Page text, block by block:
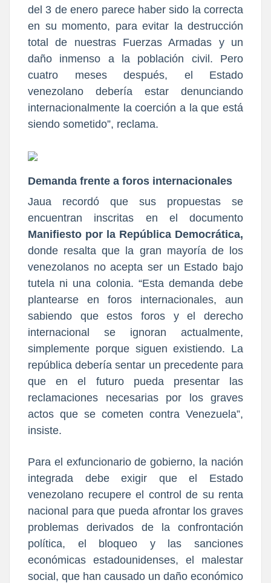
del 3 de enero parece haber sido la correcta
en su momento, para evitar la destrucción
total de nuestras Fuerzas Armadas y un
daño inmenso a la población civil. Pero
cuatro meses después, el Estado
venezolano debería estar denunciando
internacionalmente la coerción a la que está
siendo sometido”, reclama.
Demanda frente a foros internacionales
Jaua recordó que sus propuestas se
encuentran inscritas en el documento
Manifiesto por la República Democrática,
donde resalta que la gran mayoría de los
venezolanos no acepta ser un Estado bajo
tutela ni una colonia. “Esta demanda debe
plantearse en foros internacionales, aun
sabiendo que estos foros y el derecho
internacional se ignoran actualmente,
simplemente porque siguen existiendo. La
república debería sentar un precedente para
que en el futuro pueda presentar las
reclamaciones necesarias por los graves
actos que se cometen contra Venezuela”,
insiste.
Para el exfuncionario de gobierno, la nación
integrada debe exigir que el Estado
venezolano recupere el control de su renta
nacional para que pueda afrontar los graves
problemas derivados de la confrontación
política, el bloqueo y las sanciones
económicas estadounidenses, el malestar
social, que han causado un daño económico